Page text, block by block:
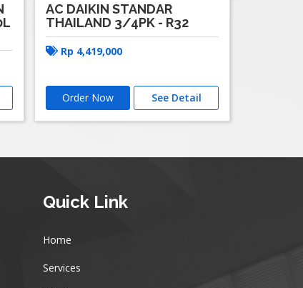
AC DAIKIN STANDAR
THAILAND 3/4PK - R32
Rp 4,419,000
Order Now See Detail
Quick Link
Home
Services